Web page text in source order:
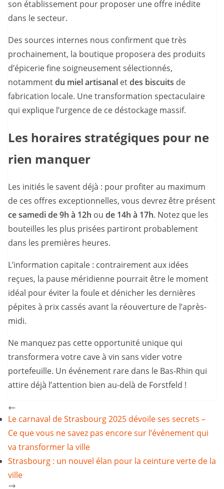
son établissement pour proposer une offre inédite
dans le secteur.
Des sources internes nous confirment que très
prochainement, la boutique proposera des produits
d’épicerie fine soigneusement sélectionnés,
notammentdu miel artisanal etdes biscuits de
fabrication locale. Une transformation spectaculaire
qui explique l’urgence de ce déstockage massif.
Les horaires stratégiques pour ne
rien manquer
Les initiés le savent déjà : pour profiter au maximum
de ces offres exceptionnelles, vous devrez être présent
ce samedi de 9h à 12h ou de 14h à 17h. Notez que les
bouteilles les plus prisées partiront probablement
dans les premières heures.
L’information capitale : contrairement aux idées
reçues, la pause méridienne pourrait être le moment
idéal pour éviter la foule et dénicher les dernières
pépites à prix cassés avant la réouverture de l’après-
midi.
Ne manquez pas cette opportunité unique qui
transformera votre cave à vin sans vider votre
portefeuille. Un événement rare dans le Bas-Rhin qui
attire déjà l’attention bien au-delà de Forstfeld !
Le carnaval de Strasbourg 2025 dévoile ses secrets –
Ce que vous ne savez pas encore sur l’événement qui
va transformer la ville
Strasbourg : un nouvel élan pour la ceinture verte de la
ville